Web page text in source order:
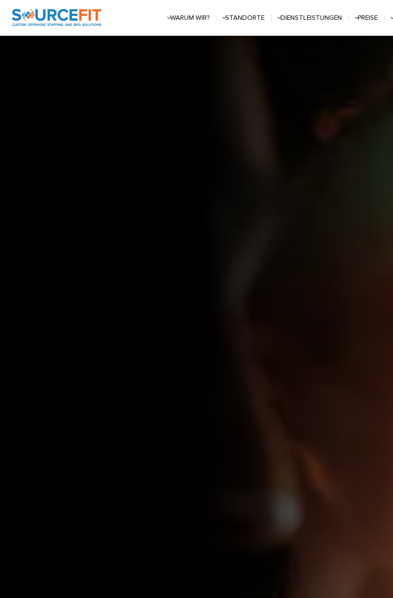
WARUM WIR? STANDORTE DIENSTLEISTUNGEN PREISE